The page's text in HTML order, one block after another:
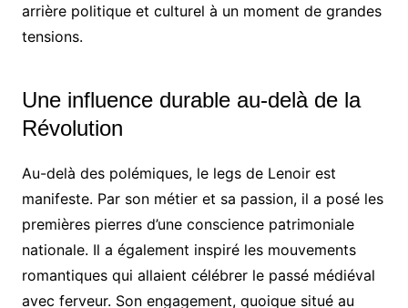
arrière politique et culturel à un moment de grandes
tensions.
Une influence durable au-delà de la
Révolution
Au-delà des polémiques, le legs de Lenoir est
manifeste. Par son métier et sa passion, il a posé les
premières pierres d’une conscience patrimoniale
nationale. Il a également inspiré les mouvements
romantiques qui allaient célébrer le passé médiéval
avec ferveur. Son engagement, quoique situé au